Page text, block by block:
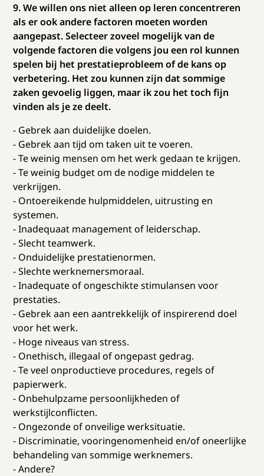
9. We willen ons niet alleen op leren concentreren
als er ook andere factoren moeten worden
aangepast. Selecteer zoveel mogelijk van de
volgende factoren die volgens jou een rol kunnen
spelen bij het prestatieprobleem of de kans op
verbetering. Het zou kunnen zijn dat sommige
zaken gevoelig liggen, maar ik zou het toch fijn
vinden als je ze deelt.
- Gebrek aan duidelijke doelen.
- Gebrek aan tijd om taken uit te voeren.
- Te weinig mensen om het werk gedaan te krijgen.
- Te weinig budget om de nodige middelen te
verkrijgen.
- Ontoereikende hulpmiddelen, uitrusting en
systemen.
- Inadequaat management of leiderschap.
- Slecht teamwerk.
- Onduidelijke prestatienormen.
- Slechte werknemersmoraal.
- Inadequate of ongeschikte stimulansen voor
prestaties.
- Gebrek aan een aantrekkelijk of inspirerend doel
voor het werk.
- Hoge niveaus van stress.
- Onethisch, illegaal of ongepast gedrag.
- Te veel onproductieve procedures, regels of
papierwerk.
- Onbehulpzame persoonlijkheden of
werkstijlconflicten.
- Ongezonde of onveilige werksituatie.
- Discriminatie, vooringenomenheid en/of oneerlijke
behandeling van sommige werknemers.
- Andere?